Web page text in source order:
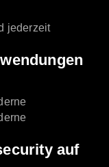
jederzeit
auf